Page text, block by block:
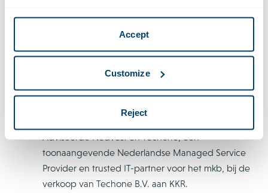
Accept
Customize
Reject
healthcare-investeerder, bij een financieringsronde
van EUR 25 miljoen in myTomorrows, een in
Amsterdam gevestigd healthtechbedrijf dat
patiënten, artsen, onderzoekscentra en biopharma-
geneesmiddelen in ontwikkeling.
Adviseerde Nedvest en Techone, een
toonaangevende Nederlandse Managed Service
Provider en trusted IT-partner voor het mkb, bij de
verkoop van Techone B.V. aan KKR.